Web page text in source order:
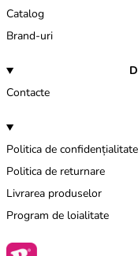
Catalog
Brand-uri
Contacte
Politica de confidențialitate
Politica de returnare
Livrarea produselor
Program de loialitate